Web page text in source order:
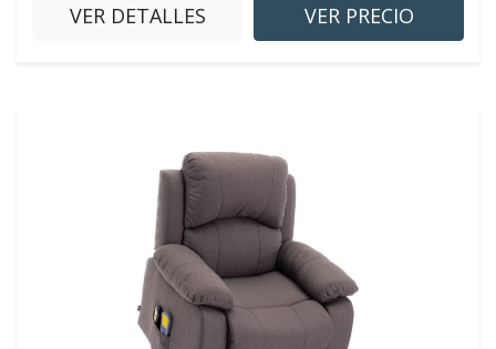
VER DETALLES VER PRECIO